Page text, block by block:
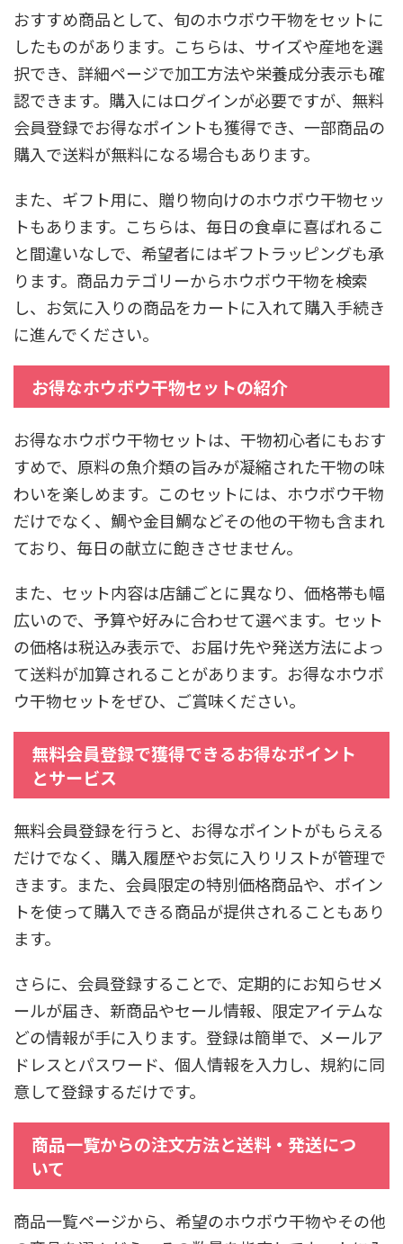
おすすめ商品として、旬のホウボウ干物をセットに
したものがあります。こちらは、サイズや産地を選
択でき、詳細ページで加工方法や栄養成分表示も確
認できます。購入にはログインが必要ですが、無料
会員登録でお得なポイントも獲得でき、一部商品の
購入で送料が無料になる場合もあります。
また、ギフト用に、贈り物向けのホウボウ干物セッ
トもあります。こちらは、毎日の食卓に喜ばれるこ
と間違いなしで、希望者にはギフトラッピングも承
ります。商品カテゴリーからホウボウ干物を検索
し、お気に入りの商品をカートに入れて購入手続き
に進んでください。
お得なホウボウ干物セットの紹介
お得なホウボウ干物セットは、干物初心者にもおす
すめで、原料の魚介類の旨みが凝縮された干物の味
わいを楽しめます。このセットには、ホウボウ干物
だけでなく、鯛や金目鯛などその他の干物も含まれ
ており、毎日の献立に飽きさせません。
また、セット内容は店舗ごとに異なり、価格帯も幅
広いので、予算や好みに合わせて選べます。セット
の価格は税込み表示で、お届け先や発送方法によっ
て送料が加算されることがあります。お得なホウボ
ウ干物セットをぜひ、ご賞味ください。
無料会員登録で獲得できるお得なポイント
とサービス
無料会員登録を行うと、お得なポイントがもらえる
だけでなく、購入履歴やお気に入りリストが管理で
きます。また、会員限定の特別価格商品や、ポイン
トを使って購入できる商品が提供されることもあり
ます。
さらに、会員登録することで、定期的にお知らせメ
ールが届き、新商品やセール情報、限定アイテムな
どの情報が手に入ります。登録は簡単で、メールア
ドレスとパスワード、個人情報を入力し、規約に同
意して登録するだけです。
商品一覧からの注文方法と送料・発送につ
いて
商品一覧ページから、希望のホウボウ干物やその他